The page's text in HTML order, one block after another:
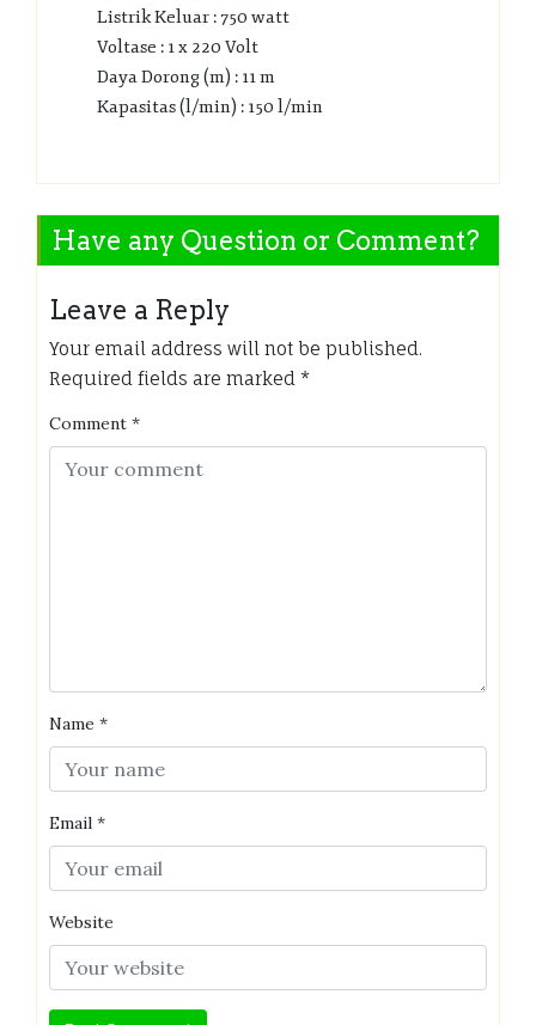
Listrik Keluar : 750 watt
Voltase : 1 x 220 Volt
Daya Dorong (m) : 11 m
Kapasitas (l/min) : 150 l/min
Have any Question or Comment?
Leave a Reply
Your email address will not be published.
Required fields are marked *
Comment *
Name *
Email *
Website